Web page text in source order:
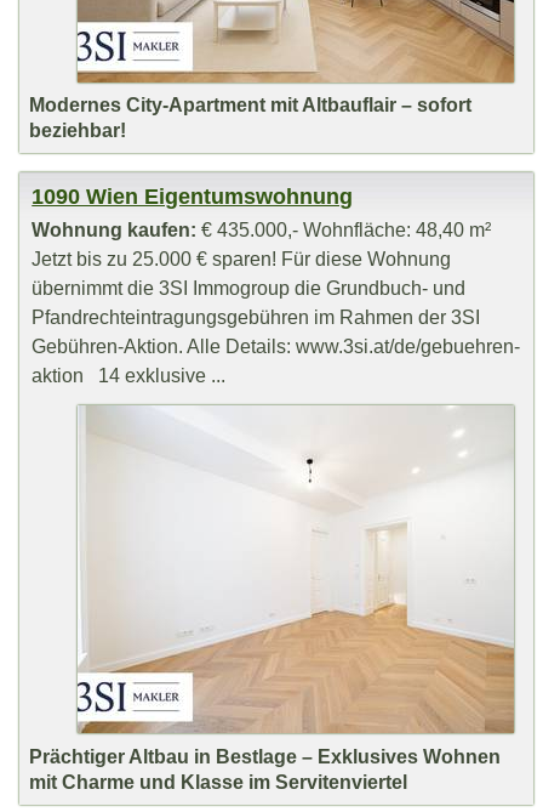
Modernes City-Apartment mit Altbauflair – sofort
beziehbar!
1090 Wien Eigentumswohnung
Wohnung kaufen: € 435.000,- Wohnfläche: 48,40 m²
Jetzt bis zu 25.000 € sparen! Für diese Wohnung
übernimmt die 3SI Immogroup die Grundbuch- und
Pfandrechteintragungsgebühren im Rahmen der 3SI
Gebühren-Aktion. Alle Details: www.3si.at/de/gebuehren-
aktion 14 exklusive ...
Prächtiger Altbau in Bestlage – Exklusives Wohnen
mit Charme und Klasse im Servitenviertel